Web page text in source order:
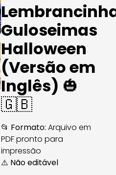
Guloseimas
Halloween
(Versão em
Inglês) 🎃
🇬🇧
📂 Formato: Arquivo em
PDF pronto para
impressão
⚠️ Não editável